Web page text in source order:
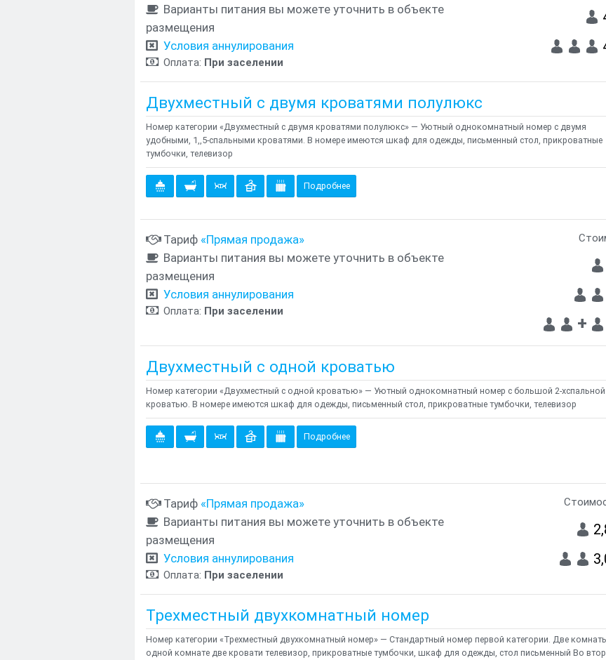
Варианты питания вы можете уточнить в объекте
размещения
Условия аннулирования
Оплата: При заселении
Двухместный с двумя кроватями полулюкс
Номер категории «Двухместный с двумя кроватями полулюкс» — Уютный однокомнатный номер с двумя
удобными, 1,,5-спальными кроватями. В номере имеются шкаф для одежды, письменный стол, прикроватные
тумбочки, телевизор
Подробнее
Тариф «Прямая продажа»
Варианты питания вы можете уточнить в объекте
размещения
Условия аннулирования
Оплата: При заселении
+
Двухместный с одной кроватью
Номер категории «Двухместный с одной кроватью» — Уютный однокомнатный номер с большой 2-хспальной
кроватью. В номере имеются шкаф для одежды, письменный стол, прикроватные тумбочки, телевизор
Подробнее
Тариф «Прямая продажа»
Варианты питания вы можете уточнить в объекте
размещения
Условия аннулирования
Оплата: При заселении
Трехместный двухкомнатный номер
Номер категории «Трехместный двухкомнатный номер» — Стандартный номер первой категории. Две
одной комнате две кровати телевизор, прикроватные тумбочки, шкаф для одежды, стол письменный Во